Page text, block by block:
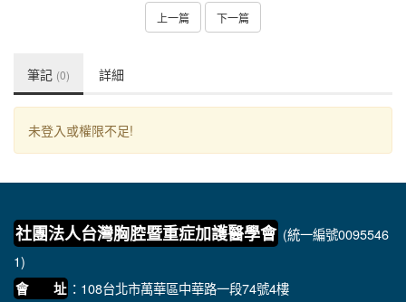
上一篇 下一篇
筆記 (0) 詳細
未登入或權限不足!
社團法人台灣胸腔暨重症加護醫學會 (統一編號0095546
1)
會 址 ：108台北市萬華區中華路一段74號4樓